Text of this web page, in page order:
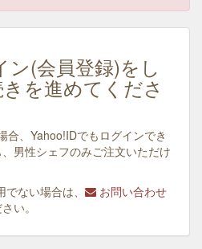
ン(会員登録)をし
を進めてくださ
合、Yahoo!IDでもログインでき
男性シェフのみご注文いただけ
ない場合は、
お問い合わせ
い。